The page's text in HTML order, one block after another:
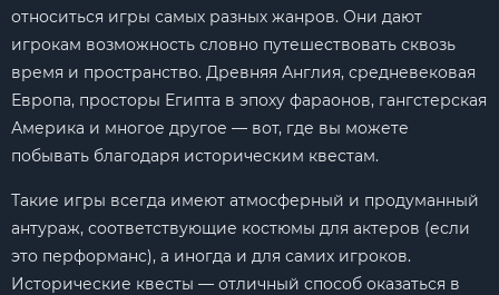
относиться игры самых разных жанров. Они дают
игрокам возможность словно путешествовать сквозь
время и пространство. Древняя Англия, средневековая
Европа, просторы Египта в эпоху фараонов, гангстерская
Америка и многое другое — вот, где вы можете
побывать благодаря историческим квестам.
Такие игры всегда имеют атмосферный и продуманный
антураж, соответствующие костюмы для актеров (если
это перформанс), а иногда и для самих игроков.
Исторические квесты — отличный способ оказаться в